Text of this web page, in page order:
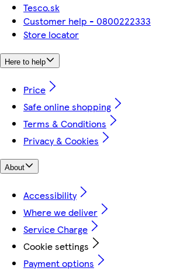
Tesco.sk
Customer help - 0800222333
Store locator
Here to help
Price
Safe online shopping
Terms & Conditions
Privacy & Cookies
About
Accessibility
Where we deliver
Service Charge
Cookie settings
Payment options